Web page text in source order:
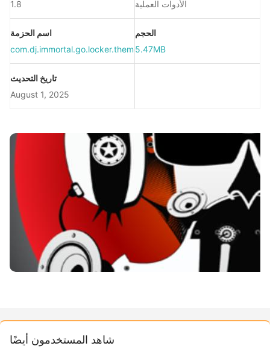
1.8
الأدوات العملية
اسم الحزمة
com.dj.immortal.go.locker.theme
الحجم
5.47MB
تاريخ التحديث
August 1, 2025
شاهد المستخدمون أيضًا